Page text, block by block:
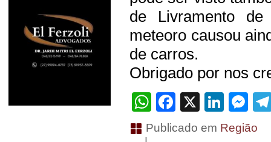
de Livramento
meteoro causou
de carros.
Obrigado por nos
WhatsApp
Facebook
X
Publicado em Região